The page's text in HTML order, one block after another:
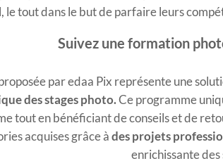
le tout dans le but de parfaire leurs
Suivez une formation
par edaa Pix représente une
des stages photo. Ce programme
tout en bénéficiant de conseils et de
acquises grâce à des projets
enrichissante des